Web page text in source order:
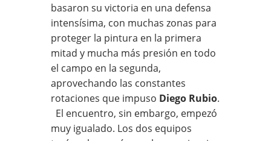
basaron su victoria en una defensa
intensísima, con muchas zonas para
proteger la pintura en la primera
mitad y mucha más presión en todo
el campo en la segunda,
aprovechando las constantes
rotaciones que impuso Diego Rubio.
El encuentro, sin embargo, empezó
muy igualado. Los dos equipos